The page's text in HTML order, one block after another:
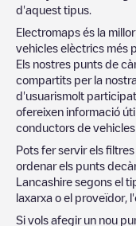
d'aquest tipus.
Electromaps és la
vehicles elèctrics més
Els nostres punts de
compartits per la
d'usuarismolt
ofereixen informació
conductors de vehicles
Pots fer servir els
ordenar els punts
Lancashire segons el
laxarxa o el proveïdor,
Si vols afegir un nou